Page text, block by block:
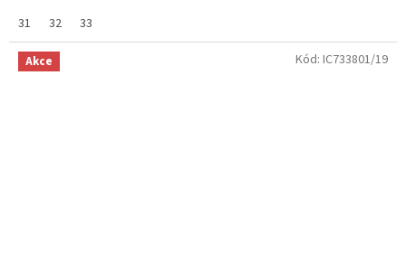
31
32 33
Akce Kód: IC733801/19